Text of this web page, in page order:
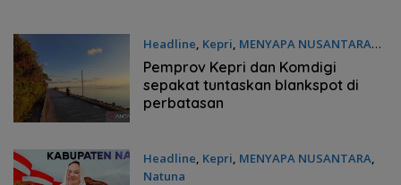
Headline, Kepri, MENYAPA NUSANTARA
Jumat, 07/08/2026 - 19:28 WIB
Pemprov Kepri dan Komdigi
sepakat tuntaskan blankspot di
perbatasan
Headline, Kepri, MENYAPA NUSANTARA,
Natuna